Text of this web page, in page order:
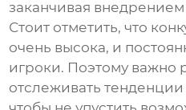
заканчивая внедрением
Стоит отметить, что
очень высока, и
игроки. Поэтому важно
отслеживать